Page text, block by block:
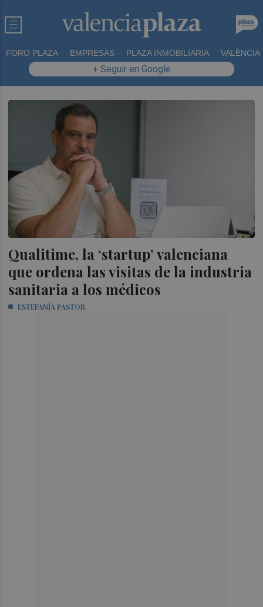
FORO PLAZA EMPRESAS PLAZA INMOBILIARIA VALÈNCIA
+ Seguir en Google
Qualitime, la ‘startup’ valenciana
que ordena las visitas de la industria
sanitaria a los médicos
ESTEFANÍA PASTOR